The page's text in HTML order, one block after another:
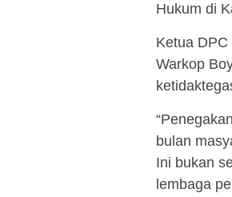
Hukum di
Ketua
Warkop
bulan
Ini bukan
lembaga